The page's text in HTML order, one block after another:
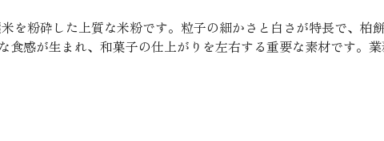
を粉砕した上質な米粉です。粒子の細かさと白さが特長で、柏
食感が生まれ、和菓子の仕上がりを左右する重要な素材です。